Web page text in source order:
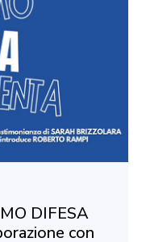
DIFESA
con